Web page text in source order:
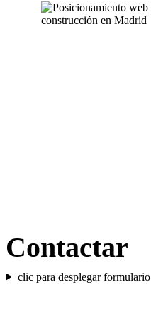
Contactar
clic para desplegar formulario